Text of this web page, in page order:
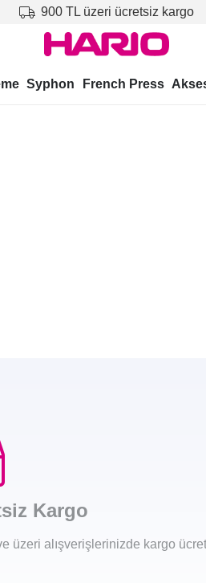
900 TL üzeri ücretsiz kargo
Syphon French Press
Kargo
üzeri alışverişlerinizde kargo